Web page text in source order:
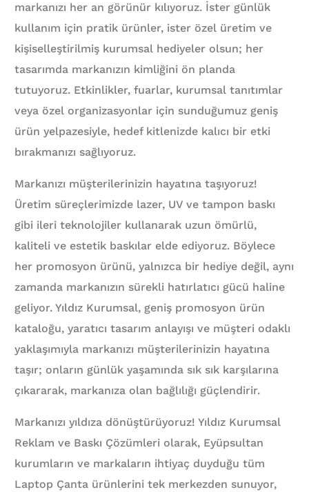
markanızı her an görünür kılıyoruz. İster günlük
kullanım için pratik ürünler, ister özel üretim ve
kişiselleştirilmiş kurumsal hediyeler olsun; her
tasarımda markanızın kimliğini ön planda
tutuyoruz. Etkinlikler, fuarlar, kurumsal tanıtımlar
veya özel organizasyonlar için sunduğumuz geniş
ürün yelpazesiyle, hedef kitlenizde kalıcı bir etki
bırakmanızı sağlıyoruz.
Markanızı müşterilerinizin hayatına taşıyoruz!
Üretim süreçlerimizde lazer, UV ve tampon baskı
gibi ileri teknolojiler kullanarak uzun ömürlü,
kaliteli ve estetik baskılar elde ediyoruz. Böylece
her promosyon ürünü, yalnızca bir hediye değil, aynı
zamanda markanızın sürekli hatırlatıcı gücü haline
geliyor. Yıldız Kurumsal, geniş promosyon ürün
kataloğu, yaratıcı tasarım anlayışı ve müşteri odaklı
yaklaşımıyla markanızı müşterilerinizin hayatına
taşır; onların günlük yaşamında sık sık karşılarına
çıkararak, markanıza olan bağlılığı güçlendirir.
Markanızı yıldıza dönüştürüyoruz! Yıldız Kurumsal
Reklam ve Baskı Çözümleri olarak, Eyüpsultan
kurumların ve markaların ihtiyaç duyduğu tüm
Laptop Çanta ürünlerini tek merkezden sunuyor,